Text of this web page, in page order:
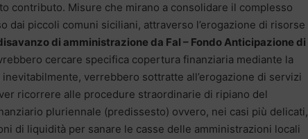
contributo. Misure che mirano a consolidare il complesso
dai piccoli comuni siciliani, attraverso l’erogazione di risorse
di amministrazione da Fal – Fondo Anticipazione di
cercare specifica copertura finanziaria mediante la
verrebbero sottratte all’erogazione di servizi
ricorrere alle procedure straordinarie di ripiano del
pluriennale (predissesto) ovvero, nei casi più delicati,
di liquidità per sanare le casse delle amministrazioni locali